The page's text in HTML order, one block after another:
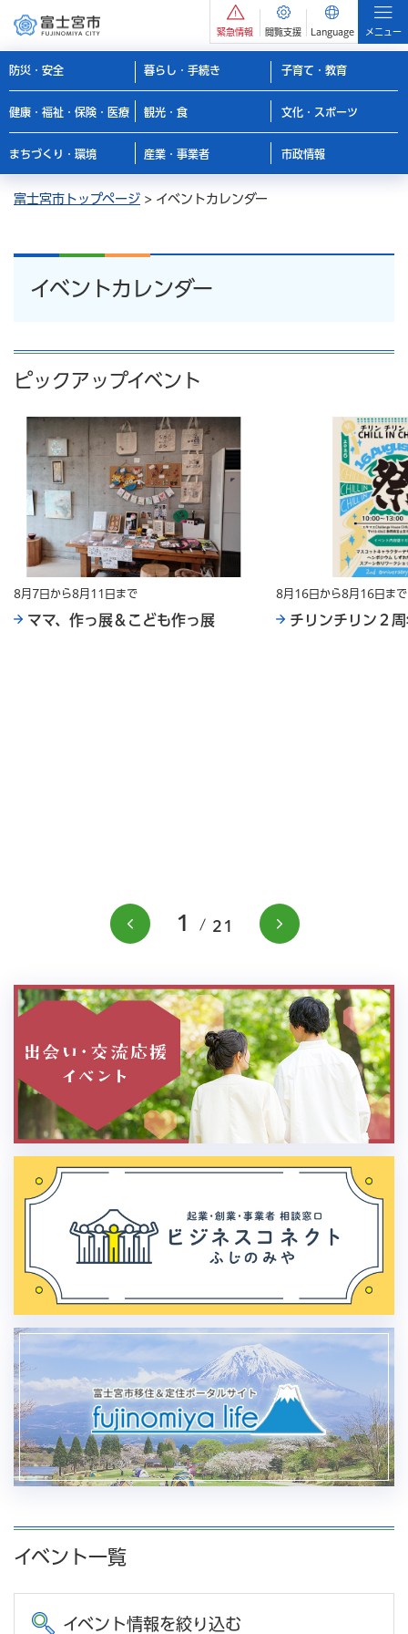
緊急情報 閲覧支援 Language メニュー
防災・安全 暮らし・手続き 子育て・教育
健康・福祉・保険・医療 観光・食 文化・スポーツ
まちづくり・環境 産業・事業者 市政情報
富士宮市トップページ > イベントカレンダー
イベントカレンダー
ピックアップイベント
前のスライドを表示
1 21
8月7日から8月11日まで
ママ、作っ展＆こども作っ展
8月16日から8月16日まで
チリンチリン２
イベント一覧
イベント情報を絞り込む